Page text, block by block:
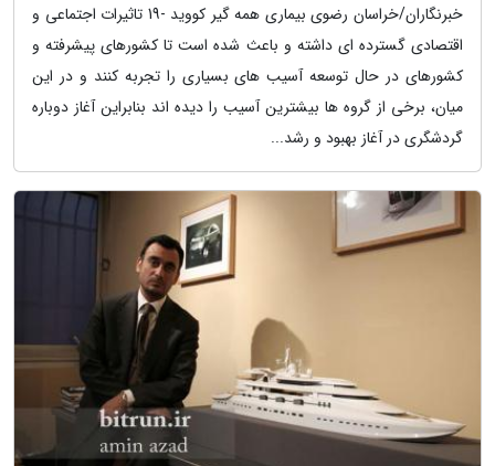
خبرنگاران/خراسان رضوی بیماری همه گیر کووید -19 تاثیرات اجتماعی و
اقتصادی گسترده ای داشته و باعث شده است تا کشورهای پیشرفته و
کشورهای در حال توسعه آسیب های بسیاری را تجربه کنند و در این
میان، برخی از گروه ها بیشترین آسیب را دیده اند بنابراین آغاز دوباره
گردشگری در آغاز بهبود و رشد...